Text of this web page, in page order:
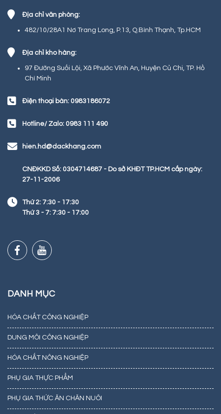
Địa chỉ văn phòng:
482/10/28A1 Nơ Trang Long, P.13, Q.Bình Thạnh, Tp.HCM
Địa chỉ kho hàng:
97 Đường Suối Lội, Xã Phước Vĩnh An, Huyện Củ Chi, TP. Hồ
Chí Minh
Điện thoại bàn: 0983186072
Hotline/ Zalo: 0983 111 490
hien.hd@dackhang.com
CNĐKKD Số: 0304714687 - Do sở KHĐT TP.HCM cấp ngày:
27-11-2006
Thứ 2: 7:30 - 17:30
Thứ 3 - 7: 7:30 - 17:00
DANH MỤC
HÓA CHẤT CÔNG NGHIỆP
DUNG MÔI CÔNG NGHIỆP
HÓA CHẤT NÔNG NGHIỆP
PHỤ GIA THỰC PHẨM
PHỤ GIA THỨC ĂN CHĂN NUÔI